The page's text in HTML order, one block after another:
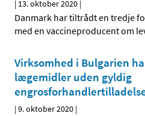
| 13. oktober 2020 |
Danmark har tiltrådt en tredje
med en vaccineproducent om
Virksomhed i Bulgarien
lægemidler uden gyldig
|9. oktober 2020 |